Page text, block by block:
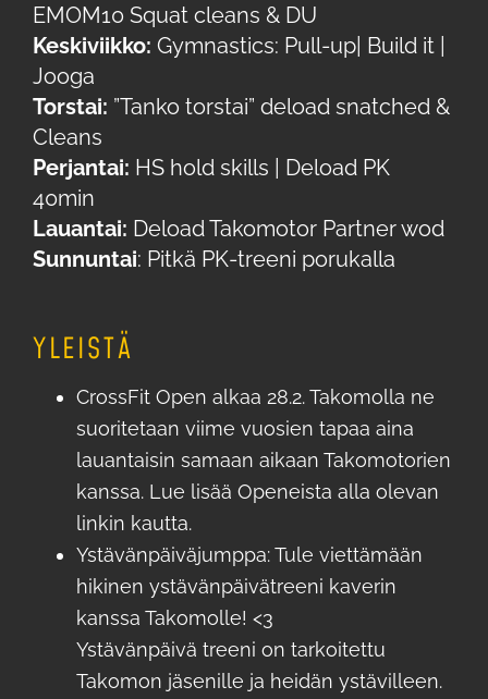
EMOM10 Squat cleans & DU
Keskiviikko: Gymnastics: Pull-up| Build it |
Jooga
Torstai: ”Tanko torstai” deload snatched &
Cleans
Perjantai: HS hold skills | Deload PK
40min
Lauantai: Deload Takomotor Partner wod
Sunnuntai: Pitkä PK-treeni porukalla
YLEISTÄ
CrossFit Open alkaa 28.2. Takomolla ne
suoritetaan viime vuosien tapaa aina
lauantaisin samaan aikaan Takomotorien
kanssa. Lue lisää Openeista alla olevan
linkin kautta.
Ystävänpäiväjumppa: Tule viettämään
hikinen ystävänpäivätreeni kaverin
kanssa Takomolle! <3
Ystävänpäivä treeni on tarkoitettu
Takomon jäsenille ja heidän ystävilleen.